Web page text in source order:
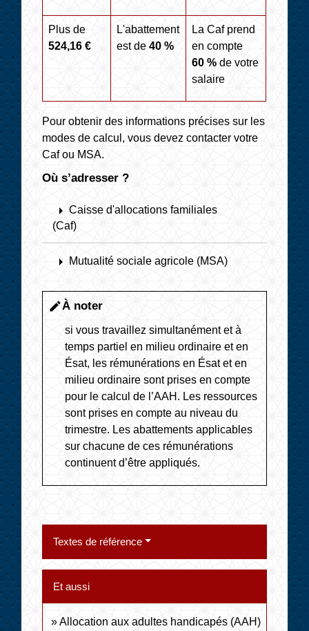
Plus de
524,16 €
L'abattement
est de40 %
La Caf prend
en compte
60 % de votre
salaire
Pour obtenir des informations précises sur les
modes de calcul, vous devez contacter votre
Caf ou MSA.
Où s’adresser ?
arrow_rightCaisse d'allocations familiales
(Caf)
arrow_right Mutualité sociale agricole (MSA)
editÀ noter
si vous travaillez simultanément et à
temps partiel en milieu ordinaire et en
Ésat, les rémunérations en Ésat et en
milieu ordinaire sont prises en compte
pour le calcul de l’AAH. Les ressources
sont prises en compte au niveau du
trimestre. Les abattements applicables
sur chacune de ces rémunérations
continuent d’être appliqués.
Textes de référence
Et aussi
Allocation aux adultes handicapés (AAH)